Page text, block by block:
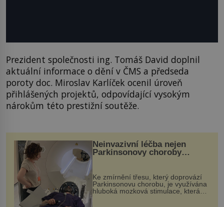
Prezident společnosti ing. Tomáš David doplnil
aktuální informace o dění v ČMS a předseda
poroty doc. Miroslav Karlíček ocenil úroveň
přihlášených projektů, odpovídající vysokým
nárokům této prestižní soutěže.
Neinvazivní léčba nejen
Parkinsonovy choroby
Ke zmírnění třesu, který doprovází
Parkinsonovu chorobu, je využívána
hluboká mozková stimulace, která
však vyžaduje vysoce invazivní